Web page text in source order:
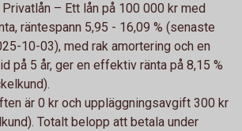
– Ett lån på 100 000 kr med
räntespann 5,95 - 16,09 % (senaste
10-03), med rak amortering och en
på 5 år, ger en effektiv ränta på 8,15 %
är 0 kr och uppläggningsavgift 300 kr
Totalt belopp att betala under